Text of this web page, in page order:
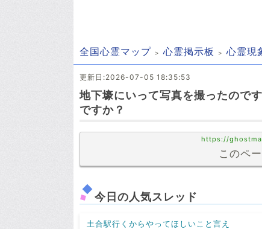
全国心霊マップ 心霊掲示板 心霊現
更新日:2026-07-05 18:35:53
地下壕にいって写真を撮ったので
ですか？
https://
このペ
今日の人気スレッド
土合駅行くからやってほしいこと言え